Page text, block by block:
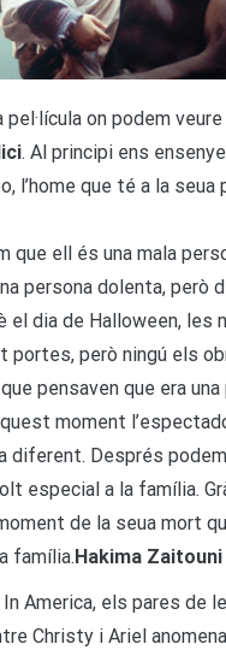
pel·lícula on podem
. Al principi ens
l’home que té a la seua
que ell és una mala
persona dolenta, però
el dia de Halloween, les
portes, però ningú els
pensaven que era una
moment
diferent. Després
especial a la família.
de la seua mort
família. Hakima Zaitouni
In America, els pares de
Christy i Ariel